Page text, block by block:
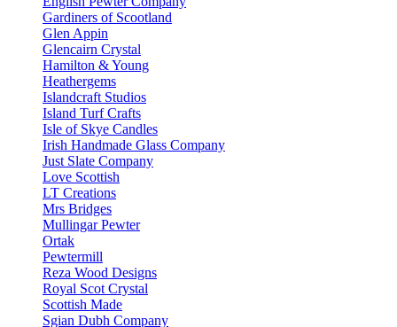
Gardiners of Scootland
Glen Appin
Glencairn Crystal
Hamilton & Young
Heathergems
Islandcraft Studios
Island Turf Crafts
Isle of Skye Candles
Irish Handmade Glass Company
Just Slate Company
Love Scottish
LT Creations
Mrs Bridges
Mullingar Pewter
Ortak
Pewtermill
Reza Wood Designs
Royal Scot Crystal
Scottish Made
Sgian Dubh Company